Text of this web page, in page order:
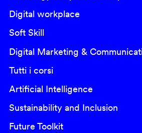
Digital workplace
Soft Skill
Digital Marketing &
Tutti i corsi
Artificial Intelligence
Sustainability and Inclusion
Future Toolkit